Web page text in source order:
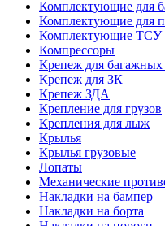
Комплектующие для
Комплектующие для
Комплектующие ТСУ
Компрессоры
Крепеж для багажных
Крепеж для ЗК
Крепеж ЗДА
Крепление для грузов
Крепления для лыж
Крылья
Крылья грузовые
Лопаты
Механические
Накладки на бампер
Накладки на борта